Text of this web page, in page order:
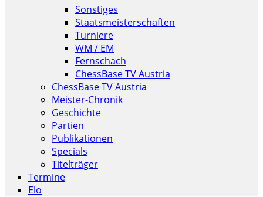
Sonstiges
Staatsmeisterschaften
Turniere
WM / EM
Fernschach
ChessBase TV Austria
ChessBase TV Austria
Meister-Chronik
Geschichte
Partien
Publikationen
Specials
Titelträger
Termine
Elo